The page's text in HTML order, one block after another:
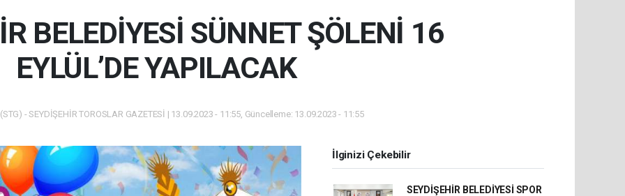
BELEDİYESİ SÜNNET ŞÖLENİ 16
EYLÜL’DE YAPILACAK
- SEYDİŞEHİR TOROSLAR GAZETESİ | 13.09.2023 - 11:55, Güncelleme: 13.09.2023 - 11:55
İlginizi Çekebilir
SEYDİŞEHİR BELEDİYESİ SPOR